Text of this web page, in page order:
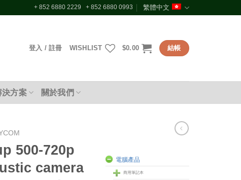
+ 852 6880 2229 + 852 6880 0993 繁體中文
登入 / 註冊 WISHLIST $0.00 結帳
決方案 關於我們
500-720p
camera
電腦產品
商用筆記本